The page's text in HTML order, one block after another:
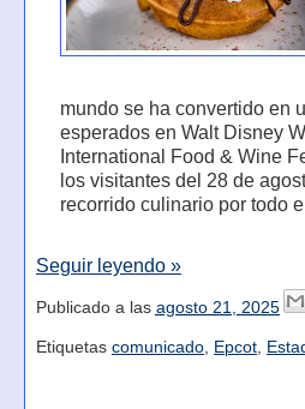
mundo se ha convertido en
esperados en Walt Disney
International Food & Wine
los visitantes del 28 de
recorrido culinario por todo
Seguir leyendo »
Publicado a las agosto 21, 2025
Etiquetas comunicado, Epcot,